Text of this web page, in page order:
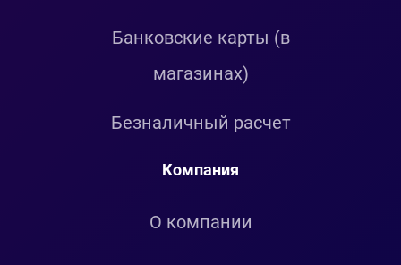
Банковские карты (в
магазинах)
Безналичный расчет
Компания
О компании